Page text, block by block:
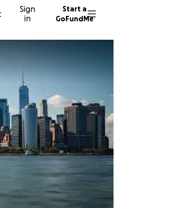
Sign
in
Start a
GoFundMe